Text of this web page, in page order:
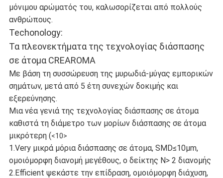
μόνιμου αρώματός του, καλωσορίζεται από πολλούς
ανθρώπους.
Techonology:
Τα πλεονεκτήματα της τεχνολογίας διάσπασης
σε άτομα CREAROMA
Με βάση τη συσσώρευση της μυρωδιά-μύγας εμπορικών
σημάτων, μετά από 5 έτη συνεχών δοκιμής και
εξερεύνησης.
Μια νέα γενιά της τεχνολογίας διάσπασης σε άτομα
καθιστά τη διάμετρο των μορίων διάσπασης σε άτομα
μικρότερη (<10>
1.Very μικρά μόρια διάσπασης σε άτομα, SMD≤10μm,
ομοιόμορφη διανομή μεγέθους, ο δείκτης N> 2 διανομής
2.Efficient ψεκάστε την επίδραση, ομοιόμορφη διάχυση,